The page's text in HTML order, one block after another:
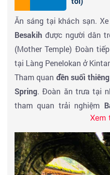
Ăn sáng tại khách sạn.
Besakih được người dân
(Mother Temple) Đoàn
tại Làng Penelokan ở
Tham quan đền suối
Spring. Đoàn ăn trưa tại
tham quan trải nghiệm
. Xe
cơm tối tại nhà hàng. Tự
đêm.
Xem